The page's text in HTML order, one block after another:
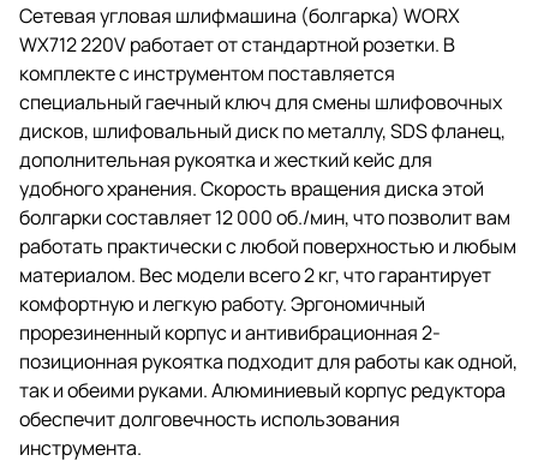
Сетевая угловая шлифмашина (болгарка) WORX
WX712 220V работает от стандартной розетки. В
комплекте с инструментом поставляется
специальный гаечный ключ для смены шлифовочных
дисков, шлифовальный диск по металлу, SDS фланец,
дополнительная рукоятка и жесткий кейс для
удобного хранения. Скорость вращения диска этой
болгарки составляет 12 000 об./мин, что позволит вам
работать практически с любой поверхностью и любым
материалом. Вес модели всего 2 кг, что гарантирует
комфортную и легкую работу. Эргономичный
прорезиненный корпус и антивибрационная 2-
позиционная рукоятка подходит для работы как одной,
так и обеими руками. Алюминиевый корпус редуктора
обеспечит долговечность использования
инструмента.